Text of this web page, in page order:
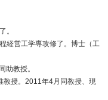
。
経営工学専攻修了。博士（工
助教授。
教授。2011年4月同教授、現